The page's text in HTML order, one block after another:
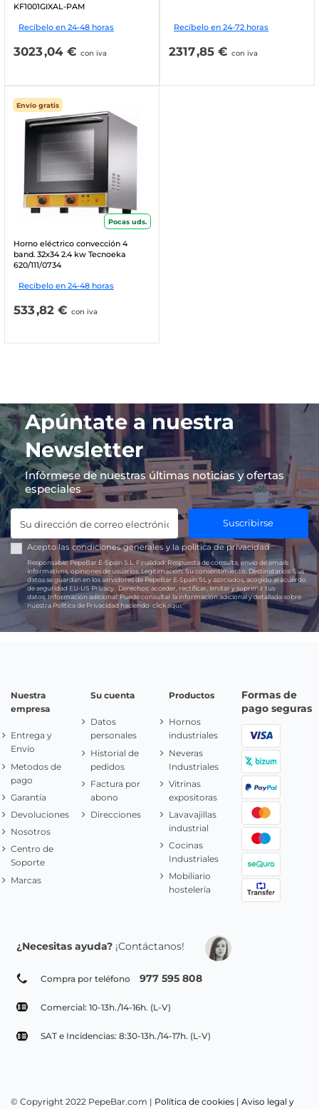
KF1001GIXAL-PAM
Recíbelo en 24-48 horas
3023,04 € con iva
Recíbelo en 24-72 horas
2317,85 € con iva
Pocas uds.
Envío gratis
Horno eléctrico convección 4
band. 32x34 2.4 kw Tecnoeka
620/111/0734
Recíbelo en 24-48 horas
533,82 € con iva
Apúntate a nuestra
Newsletter
Infórmese de nuestras últimas noticias y ofertas
especiales
Suscribirse
Acepto las condiciones generales y lapolítica de privacidad
Responsable:PepeBar E-Spain S.L. Finalidad: Respuesta de consulta, envío de emails
informativos, opiniones de usuarios. Legitimación: Su consentimiento. Destinatarios:Sus
datos se guardan en los servidores de PepeBar E-Spain SL y asociados, acogido al acuerdo
de seguridad EU-US Privacy. Derechos: acceder, rectificar, limitar y suprimir tus
datos.Información adicional:Puede consultar la información adicional y detallada sobre
nuestra Política de Privacidad haciendoclick aquí.
Nuestra
empresa
Entrega y
Envío
Metodos de
pago
Garantía
Devoluciones
Nosotros
Centro de
Soporte
Marcas
Su cuenta
Datos
personales
Historial de
pedidos
Factura por
abono
Direcciones
Productos
Hornos
industriales
Neveras
Industriales
Vitrinas
expositoras
Lavavajillas
industrial
Cocinas
Industriales
Mobiliario
hostelería
Formas de
pago seguras
¿Necesitas ayuda? ¡Contáctanos!
Compra por teléfono 977 595 808
Comercial: 10-13h./14-16h. (L-V)
SAT e Incidencias: 8:30-13h./14-17h. (L-V)
© Copyright 2022 PepeBar.com | Política de cookies | Aviso legal y